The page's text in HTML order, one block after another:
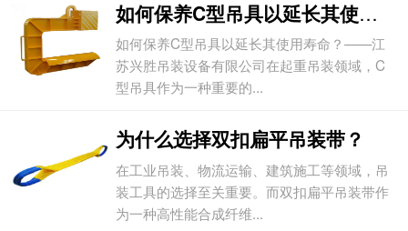
如何保养C型吊具以延长其使用寿命？
如何保养C型吊具以延长其使用寿命？——江
苏兴胜吊装设备有限公司在起重吊装领域，C
型吊具作为一种重要的...
为什么选择双扣扁平吊装带？
在工业吊装、物流运输、建筑施工等领域，吊
装工具的选择至关重要。而双扣扁平吊装带作
为一种高性能合成纤维...